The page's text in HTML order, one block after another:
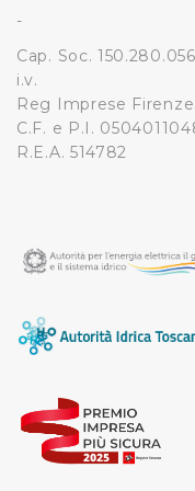
fruibile il sito web
la navigazione sulle
traffico sul nostro
contenuti ed annunci
media,
l’Utente utilizza il
soggetti, che si
informazioni ricevute
ha fornito loro o che
loro servizi.
-
Cap. Soc.
i.v.
Reg Imprese Firenze
C.F. e P.I.
R.E.A. 514782